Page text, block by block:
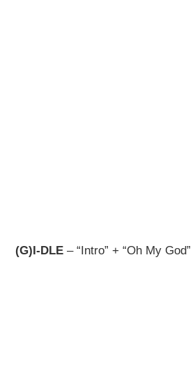
(G)I-DLE– “Intro” + “Oh My God”